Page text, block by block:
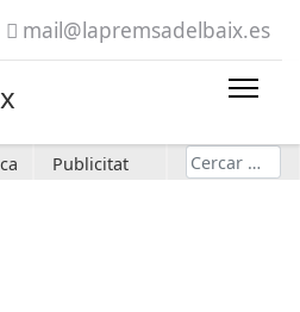
mail@lapremsadelbaix.es
Publicitat Cerca